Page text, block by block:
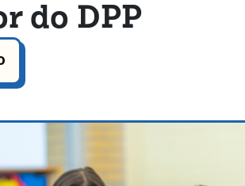
do DPP